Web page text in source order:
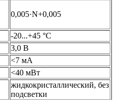
0,005·N+0,005
-20...+45 °C
3,0 В
<7 мА
<40 мВт
жидкокристаллический, без
подсветки